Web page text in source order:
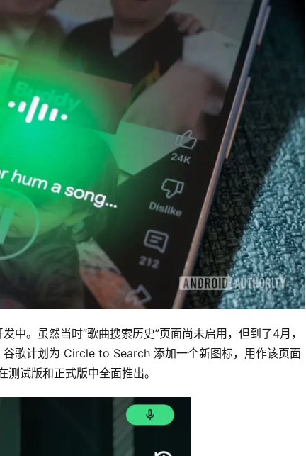
中。虽然当时“歌曲搜索历史”页面尚未启用，但到了4月，
歌计划为 Circle to Search 添加一个新图标，用作该页面
试版和正式版中全面推出。